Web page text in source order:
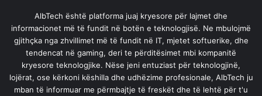
AlbTech është platforma juaj kryesore për lajmet dhe
informacionet më të fundit në botën e teknologjisë. Ne mbulojmë
gjithçka nga zhvillimet më të fundit në IT, mjetet softuerike, dhe
tendencat në gaming, deri te përditësimet mbi kompanitë
kryesore teknologjike. Nëse jeni entuziast për teknologjinë,
lojërat, ose kërkoni këshilla dhe udhëzime profesionale, AlbTech ju
mban të informuar me përmbajtje të freskët dhe të lehtë për t'u